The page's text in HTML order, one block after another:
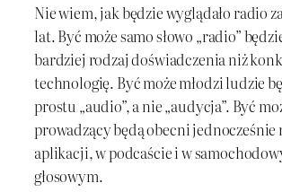
Nie wiem, jak będzie wyglądało radio
lat. Być może samo słowo „radio”
bardziej rodzaj doświadczenia niż
technologię. Być może młodzi ludzie
prostu „audio”, a nie „audycja”. Być
prowadzący będą obecni jednocześnie
aplikacji, w podcaście i w
głosowym.